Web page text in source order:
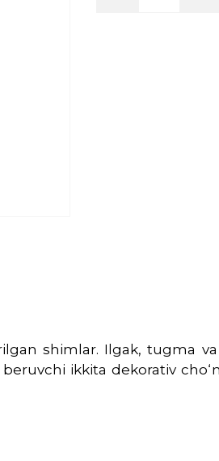
shimlar. Ilgak, tugma
ikkita dekorativ